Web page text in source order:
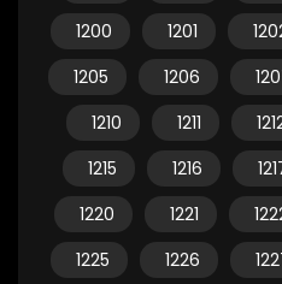
1200
1201
1205
1206
1210
1211
1215
1216
1220
1221
1225
1226